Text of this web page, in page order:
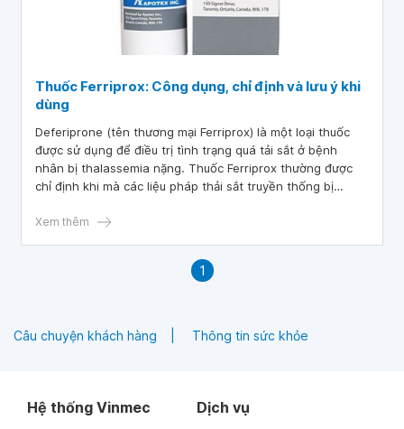
Thuốc Ferriprox: Công dụng, chỉ định và lưu ý khi
dùng
Deferiprone (tên thương mại Ferriprox) là một loại thuốc
được sử dụng để điều trị tình trạng quá tải sắt ở bệnh
nhân bị thalassemia nặng. Thuốc Ferriprox thường được
chỉ định khi mà các liệu pháp thải sắt truyền thống bị
Xem thêm
1
Câu chuyện khách hàng Thông tin sức khỏe
Hệ thống Vinmec Dịch vụ